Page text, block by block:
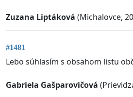
Zuzana Liptáková (Michalovce,
#1481
Lebo súhlasím s obsahom listu
Gabriela Gašparovičová